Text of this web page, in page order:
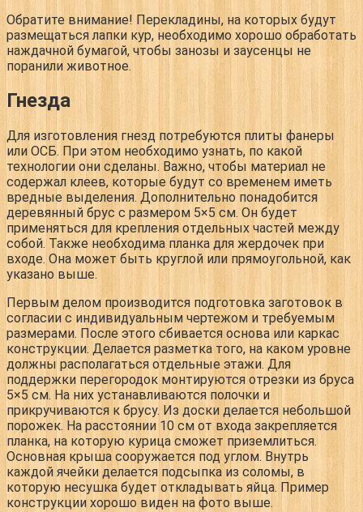
Обратите внимание! Перекладины, на которых будут
размещаться лапки кур, необходимо хорошо обработать
наждачной бумагой, чтобы занозы и заусенцы не
поранили животное.
Гнезда
Для изготовления гнезд потребуются плиты фанеры
или ОСБ. При этом необходимо узнать, по какой
технологии они сделаны. Важно, чтобы материал не
содержал клеев, которые будут со временем иметь
вредные выделения. Дополнительно понадобится
деревянный брус с размером 5×5 см. Он будет
применяться для крепления отдельных частей между
собой. Также необходима планка для жердочек при
входе. Она может быть круглой или прямоугольной, как
указано выше.
Первым делом производится подготовка заготовок в
согласии с индивидуальным чертежом и требуемым
размерами. После этого сбивается основа или каркас
конструкции. Делается разметка того, на каком уровне
должны располагаться отдельные этажи. Для
поддержки перегородок монтируются отрезки из бруса
5×5 см. На них устанавливаются полочки и
прикручиваются к брусу. Из доски делается небольшой
порожек. На расстоянии 10 см от входа закрепляется
планка, на которую курица сможет приземлиться.
Основная крыша сооружается под углом. Внутрь
каждой ячейки делается подсыпка из соломы, в
которую несушка будет откладывать яйца. Пример
конструкции хорошо виден на фото выше.